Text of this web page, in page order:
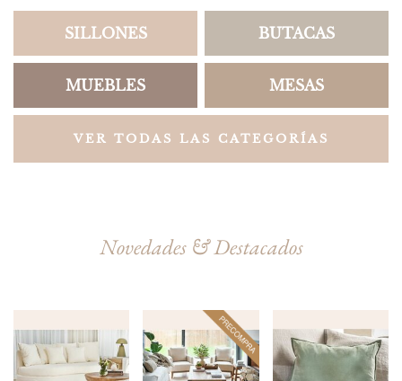
SILLONES BUTACAS
MUEBLES MESAS
VER TODAS LAS CATEGORÍAS
Novedades & Destacados